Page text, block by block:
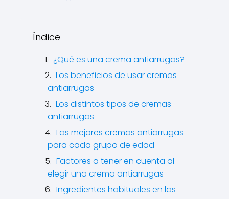
Índice
¿Qué es una crema antiarrugas?
Los beneficios de usar cremas
antiarrugas
Los distintos tipos de cremas
antiarrugas
Las mejores cremas antiarrugas
para cada grupo de edad
Factores a tener en cuenta al
elegir una crema antiarrugas
Ingredientes habituales en las